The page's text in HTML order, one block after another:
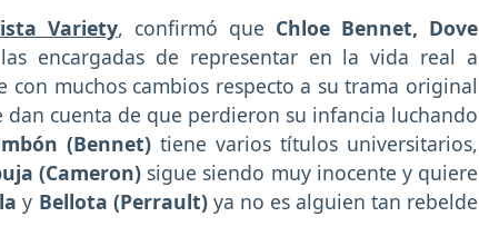
Variety, confirmó que Chloe Bennet, Dove
encargadas de representar en la vida real a
con muchos cambios respecto a su trama original
dan cuenta de que perdieron su infancia luchando
(Bennet)tiene varios títulos universitarios,
(Cameron) sigue siendo muy inocente y quiere
y Bellota (Perrault)ya no es alguien tan rebelde